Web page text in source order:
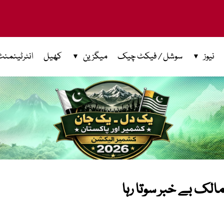
نیوز سوشل / فیکٹ چیک میگزین کھیل
بے خبر سوتا رہا